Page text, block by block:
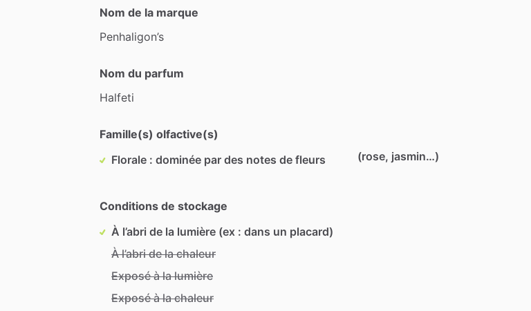
Nom de la marque
Penhaligon’s
Nom du parfum
Halfeti
Famille(s) olfactive(s)
Florale : dominée par des notes de fleurs
(rose, jasmin…)
Conditions de stockage
À l’abri de la lumière (ex : dans un placard)
À l’abri de la chaleur
Exposé à la lumière
Exposé à la chaleur